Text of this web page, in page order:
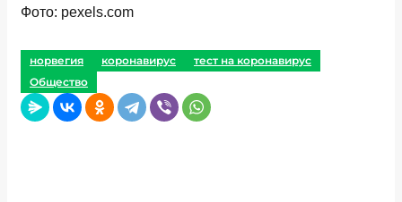
Фото: pexels.com
норвегия коронавирус
тест на коронавирус
Общество